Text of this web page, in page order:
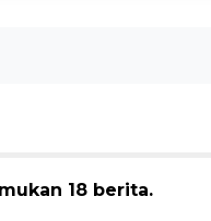
18 berita.